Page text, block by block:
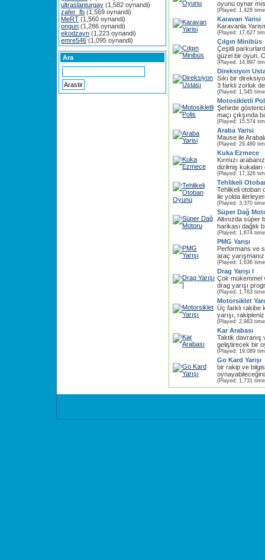
ultraslanturgay (1,582 oynandi)
zafer_fb (1,569 oynandi)
MeRT (1,560 oynandi)
ongun (1,286 oynandi)
ekodzayn (1,223 oynandi)
emre546 (1,095 oynandi)
Ara
oyunu oynar
(Played: 1,428
Karavan Yarisi
Karavanla
(Played: 17,627
Çılgın Minibüs
Çeşitli
güzel bir oyun.
(Played: 14,897
Direksiyon
Sıkı bir
3 farklı zorluk
(Played: 1,545
Motosikletli
Şehirde
maçı çıkşında
(Played: 15,574
Araba Yarisi
Mause ile
(Played: 29,480
Kuka Ezmece
Kırmızı
dizilmiş kukaları
(Played: 17,326
Tehlikeli
Tehlikeli otoban
ile yolda
(Played: 3,370
Süper Dağ
Altınızda süper
harikası dağlık
(Played: 1,674
PMG Yarışı
Performans ve
araç
(Played: 1,636
Drag Yarışı I
Çok mükemmel
drag yarışı
(Played: 1,763
Motorsiklet
Üç farklı rakibe
yarışı,
(Played: 2,983
Kar Arabası
Taktik davranış
geliştirecek bir
(Played: 19,089
Go Kard Yarışı
bir rakip ve
(Played: 1,731